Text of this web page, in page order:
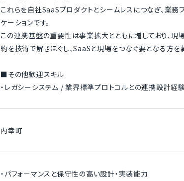
これらを自社SaaSプロダクトとシームレスにつなぎ、業
ケーションです。
この連携基盤の重要性は事業拡大とともに増しており、
約を技術で解きほぐし、SaaSと現場をつなぐ要となる方を
■その他歓迎スキル
・レガシーシステム / 業界標準プロトコルとの連携設計経
内幸町
・パフォーマンスと保守性の高い設計・実装能力